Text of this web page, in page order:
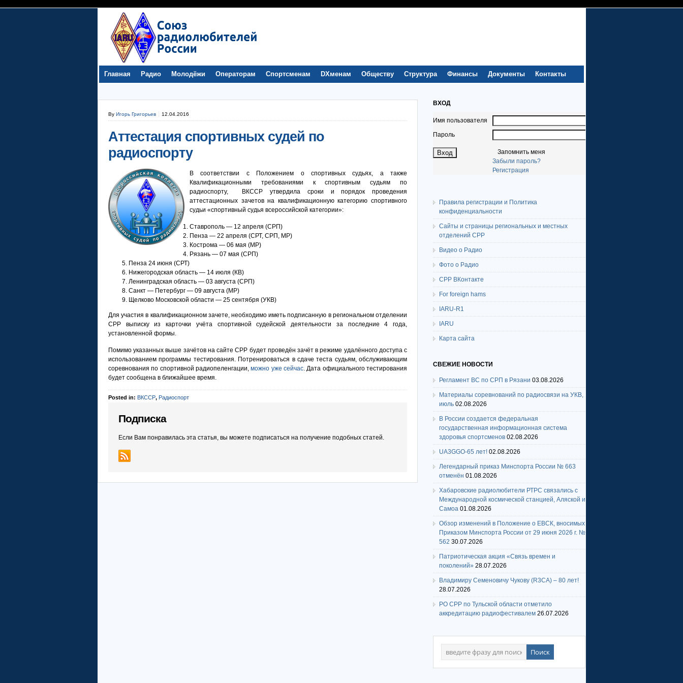
Главная Радио Молодёжи Операторам Спортсменам DXменам Обществу Структура Финансы Документы Контакты
By Игорь Григорьев 12.04.2016
Аттестация спортивных судей по
радиоспорту
В соответствии с Положением о спортивных судьях, а также
Квалификационными требованиями к спортивным судьям по
радиоспорту, ВКССР утвердила сроки и порядок проведения
аттестационных зачетов на квалификационную категорию спортивного
судьи «спортивный судья всероссийской категории»:
Ставрополь — 12 апреля (СРП)
Пенза — 22 апреля (СРТ, СРП, МР)
Кострома — 06 мая (МР)
Рязань — 07 мая (СРП)
Пенза 24 июня (СРТ)
Нижегородская область — 14 июля (КВ)
Ленинградская область — 03 августа (СРП)
Санкт — Петербург — 09 августа (МР)
Щелково Московской области — 25 сентября (УКВ)
Для участия в квалификационном зачете, необходимо иметь подписанную в региональном отделении
СРР выписку из карточки учёта спортивной судейской деятельности за последние 4 года,
установленной формы.
Помимо указанных выше зачётов на сайте СРР будет проведён зачёт в режиме удалённого доступа с
использованием программы тестирования. Потренироваться в сдаче теста судьям, обслуживающим
соревнования по спортивной радиопеленгации,можно уже сейчас. Дата официального тестирования
будет сообщена в ближайшее время.
Posted in: ВКССР, Радиоспорт
Подписка
Если Вам понравилась эта статья, вы можете подписаться на получение подобных статей.
ВХОД
Имя пользователя
Пароль
Запомнить меня
Забыли пароль?
Регистрация
Правила регистрации и Политика
конфиденциальности
Сайты и страницы региональных и местных
отделений СРР
Видео о Радио
Фото о Радио
СРР ВКонтакте
For foreign hams
IARU-R1
IARU
Карта сайта
СВЕЖИЕ НОВОСТИ
Регламент ВС по СРП в Рязани 03.08.2026
Материалы соревнований по радиосвязи на УКВ,
июль 02.08.2026
В России создается федеральная
государственная информационная система
здоровья спортсменов 02.08.2026
UA3GGO-65 лет! 02.08.2026
Легендарный приказ Минспорта России № 663
отменён 01.08.2026
Хабаровские радиолюбители РТРС связались с
Международной космической станцией, Аляской и
Самоа 01.08.2026
Обзор изменений в Положение о ЕВСК, вносимых
Приказом Минспорта России от 29 июня 2026 г. №
562 30.07.2026
Патриотическая акция «Связь времен и
поколений» 28.07.2026
Владимиру Семеновичу Чукову (R3CA) – 80 лет!
28.07.2026
РО СРР по Тульской области отметило
аккредитацию радиофестивалем 26.07.2026